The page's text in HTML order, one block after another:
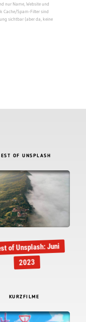
nur Name, Website und
Cache/Spam-Filter sind
sichtbar (aber da, keine
OF UNSPLASH
of Unsplash: Juni
2023
KURZFILME